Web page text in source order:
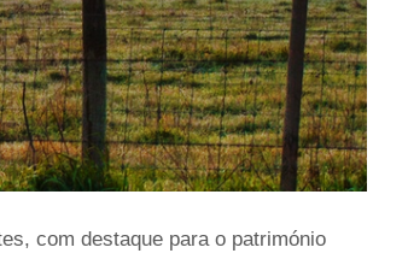
com destaque para o património